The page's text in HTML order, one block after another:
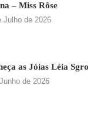
– Miss Rôse
Julho de 2026
as Jóias Léia Sgro
de 2026